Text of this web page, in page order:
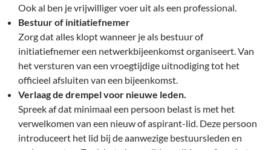
Ook al ben je vrijwilliger voer uit als een professional.
Bestuur of initiatiefnemer
Zorg dat alles klopt wanneer je als bestuur of
initiatiefnemer een netwerkbijeenkomst organiseert. Van
het versturen van een vroegtijdige uitnodiging tot het
officieel afsluiten van een bijeenkomst.
Verlaag de drempel voor nieuwe leden.
Spreek af dat minimaal een persoon belast is met het
verwelkomen van een nieuw of aspirant-lid. Deze persoon
introduceert het lid bij de aanwezige bestuursleden en